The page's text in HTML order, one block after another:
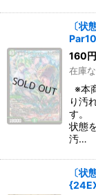
〔状
160円
在庫
※本
り汚
す。
状態
汚…
〔状